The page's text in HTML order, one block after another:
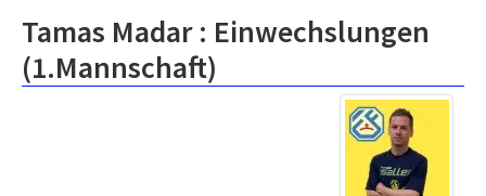
Tamas Madar : Einwechslungen
(1.Mannschaft)